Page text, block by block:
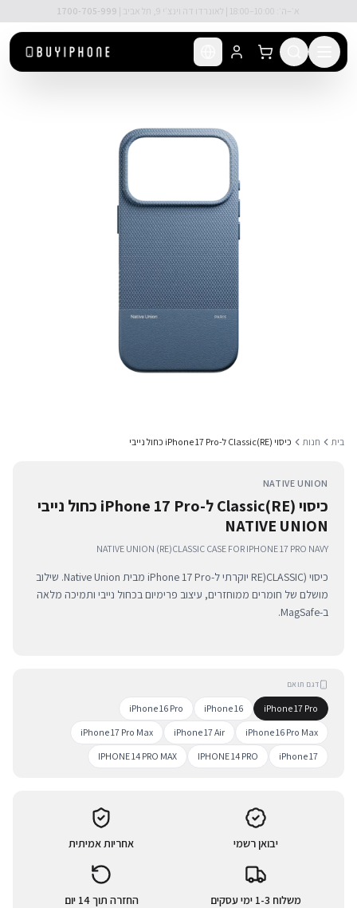
דלג לתוכן הראשי 🚚 משלוח מהיר חינם מעל ₪300
בית חנות כיסוי (RE)Classic ל-iPhone 17 Pro כחול נייבי
NATIVE UNION
כיסוי (RE)Classic ל-iPhone 17 Pro כחול נייבי
NATIVE UNION
NATIVE UNION (RE)CLASSIC CASE FOR IPHONE 17 PRO NAVY
כיסוי (RE)CLASSIC יוקרתי ל-iPhone 17 Pro מבית Native Union. שילוב
מושלם של חומרים ממוחזרים, עיצוב פרימיום בכחול נייבי ותמיכה מלאה
ב-MagSafe.
דגם תואם
iPhone 17 Pro
iPhone 16
iPhone 16 Pro
iPhone 16 Pro Max
iPhone 17 Air
iPhone 17 Pro Max
iPhone 17
IPHONE 14 PRO
IPHONE 14 PRO MAX
יבואן רשמי אחריות אמיתית
משלוח 1-3 ימי עסקים החזרה תוך 14 יום